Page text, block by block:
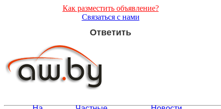
Как разместить объявление?
Связаться с нами
Ответить